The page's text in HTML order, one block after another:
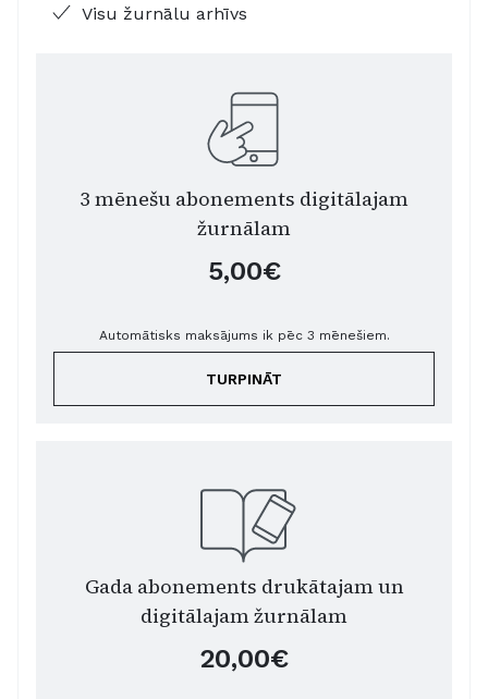
Visu žurnālu arhīvs
3 mēnešu abonements digitālajam
žurnālam
5,00€
Automātisks maksājums ik pēc 3 mēnešiem.
TURPINĀT
Gada abonements drukātajam un
digitālajam žurnālam
20,00€